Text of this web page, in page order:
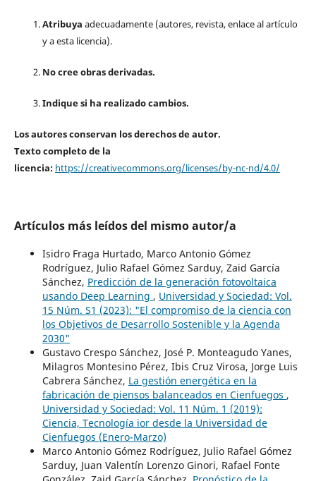
Atribuya adecuadamente (autores, revista, enlace al artículo
y a esta licencia).
No cree obras derivadas.
Indique si ha realizado cambios.
Los autores conservan los derechos de autor.
Texto completo de la
licencia: https://creativecommons.org/licenses/by-nc-nd/4.0/
Artículos más leídos del mismo autor/a
Isidro Fraga Hurtado, Marco Antonio Gómez
Rodríguez, Julio Rafael Gómez Sarduy, Zaid García
Sánchez, Predicción de la generación fotovoltaica
usando Deep Learning , Universidad y Sociedad: Vol.
15 Núm. S1 (2023): "El compromiso de la ciencia con
los Objetivos de Desarrollo Sostenible y la Agenda
2030"
Gustavo Crespo Sánchez, José P. Monteagudo Yanes,
Milagros Montesino Pérez, Ibis Cruz Virosa, Jorge Luis
Cabrera Sánchez, La gestión energética en la
fabricación de piensos balanceados en Cienfuegos ,
Universidad y Sociedad: Vol. 11 Núm. 1 (2019):
Ciencia, Tecnología ior desde la Universidad de
Cienfuegos (Enero-Marzo)
Marco Antonio Gómez Rodríguez, Julio Rafael Gómez
Sarduy, Juan Valentín Lorenzo Ginori, Rafael Fonte